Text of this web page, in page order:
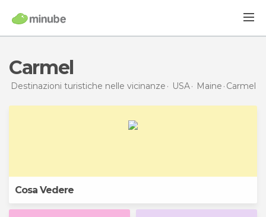
Carmel
Destinazioni turistiche nelle vicinanze USA Maine Carmel
Cosa Vedere